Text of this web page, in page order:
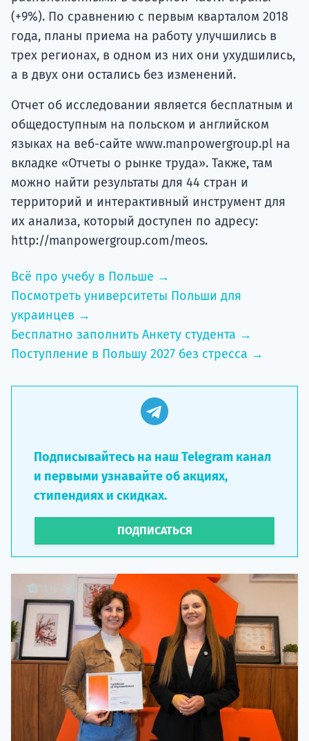
(+9%). По сравнению с первым кварталом 2018
года, планы приема на работу улучшились в
трех регионах, в одном из них они ухудшились,
а в двух они остались без изменений.
Отчет об исследовании является бесплатным и
общедоступным на польском и английском
языках на веб-сайте www.manpowergroup.pl на
вкладке «Отчеты о рынке труда». Также, там
можно найти результаты для 44 стран и
территорий и интерактивный инструмент для
их анализа, который доступен по адресу:
http://manpowergroup.com/meos.
Всё про учебу в Польше →
Посмотреть университеты Польши для
украинцев →
Бесплатно заполнить Анкету студента →
Поступление в Польшу 2027 без стресса →
Подписывайтесь на наш Telegram канал
и первыми узнавайте об акциях,
стипендиях и скидках.
ПОДПИСАТЬСЯ